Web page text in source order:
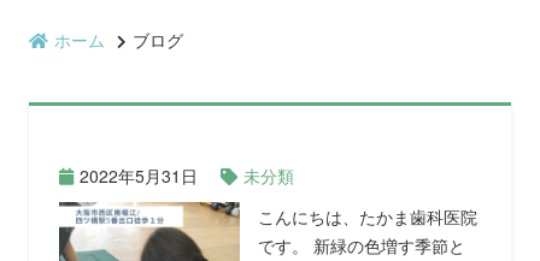
ホーム ブログ
2022年5月31日
未分類
こんにちは、たかま歯科医院
です。 新緑の色増す季節と